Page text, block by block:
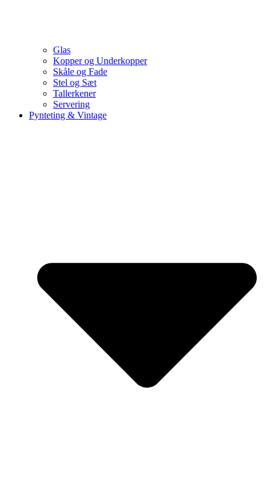
Glas
Kopper og Underkopper
Skåle og Fade
Stel og Sæt
Tallerkener
Servering
Pynteting & Vintage